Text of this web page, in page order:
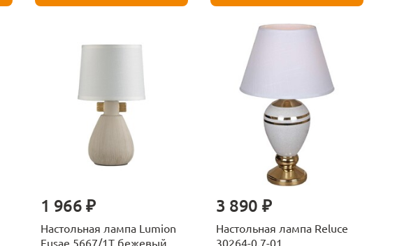
1 966 ₽
Настольная лампа Lumion
Fusae 5667/1T бежевый
3 890 ₽
Настольная лампа Reluce
30264-0.7-01